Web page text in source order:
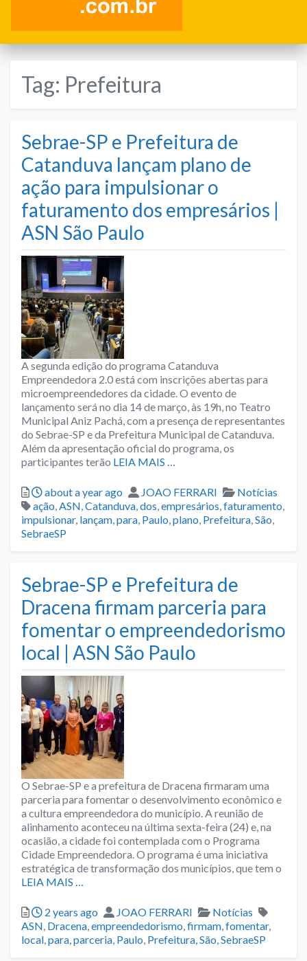
Tag: Prefeitura
Sebrae-SP e Prefeitura de
Catanduva lançam plano de
ação para impulsionar o
faturamento dos empresários |
ASN São Paulo
A segunda edição do programa Catanduva
Empreendedora 2.0 está com inscrições abertas para
microempreendedores da cidade. O evento de
lançamento será no dia 14 de março, às 19h, no Teatro
Municipal Aniz Pachá, com a presença de representantes
do Sebrae-SP e da Prefeitura Municipal de Catanduva.
Além da apresentação oficial do programa, os
participantes terão LEIA MAIS …
Posted
about a year ago Author
JOAO FERRARI Categories
Notícias
Tags
ação,ASN,Catanduva,dos,empresários,faturamento,
impulsionar, lançam,para, Paulo,plano, Prefeitura,São,
SebraeSP
Sebrae-SP e Prefeitura de
Dracena firmam parceria para
fomentar o empreendedorismo
local | ASN São Paulo
O Sebrae-SP e a prefeitura de Dracena firmaram uma
parceria para fomentar o desenvolvimento econômico e
a cultura empreendedora do município. A reunião de
alinhamento aconteceu na última sexta-feira (24) e, na
ocasião, a cidade foi contemplada com o Programa
Cidade Empreendedora. O programa é uma iniciativa
estratégica de transformação dos municípios, que tem o
LEIA MAIS …
Posted
2 years ago Author
JOAO FERRARI Categories
Notícias
Tags
ASN, Dracena,empreendedorismo,firmam,fomentar,
local,para,parceria, Paulo, Prefeitura,São,SebraeSP